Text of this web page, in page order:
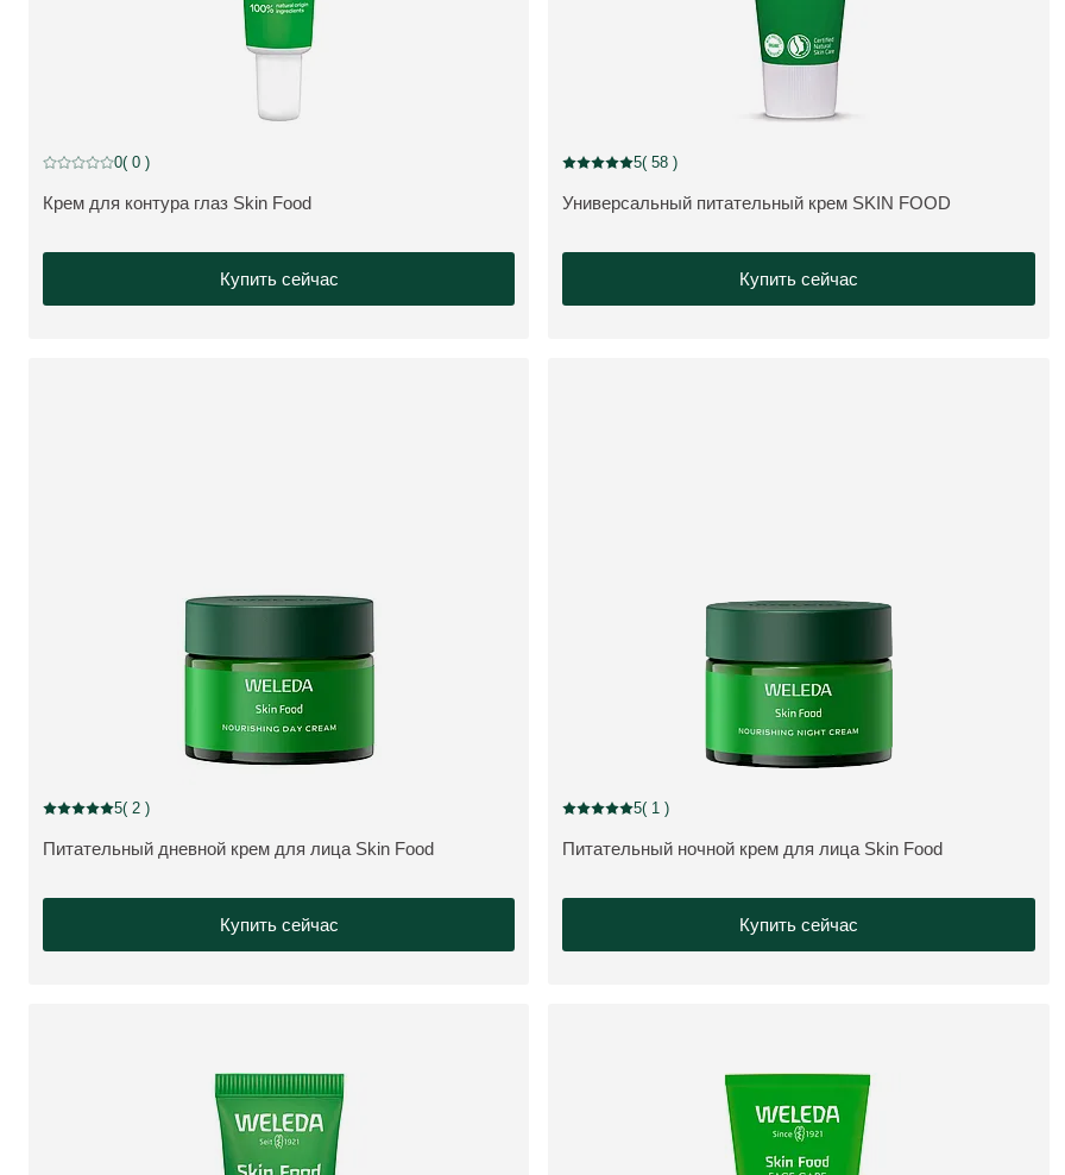
NEW
ПОДРОБНЕЕ:
Крем для контура глаз Skin Food
Current rating: 0 out of 5 stars rated by 0 customers
0( 0 )
Купить сейчас
ПОДРОБНЕЕ:
Универсальный питательный крем SKIN FOOD
Current rating: 5 out of 5 stars rated by 58 customers
5( 58 )
Купить сейчас
ПОДРОБНЕЕ:
Питательный дневной крем для лица Skin Food
Current rating: 5 out of 5 stars rated by 2 customers
5( 2 )
Купить сейчас
ПОДРОБНЕЕ:
Питательный ночной крем для лица Skin Food
Current rating: 5 out of 5 stars rated by 1 customers
5( 1 )
Купить сейчас